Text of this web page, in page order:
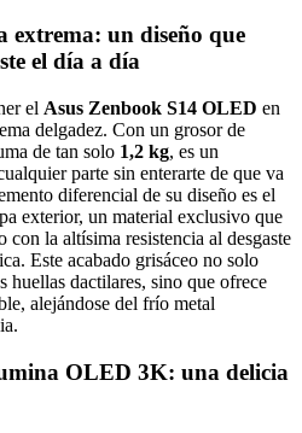
extrema: un diseño que
el día a día
el Asus Zenbook S14 OLED en
delgadez. Con un grosor de
de tan solo 1,2 kg, es un
parte sin enterarte de que va
diferencial de su diseño es el
exterior, un material exclusivo que
la altísima resistencia al desgaste
Este acabado grisáceo no solo
huellas dactilares, sino que ofrece
alejándose del frío metal
OLED 3K: una delicia